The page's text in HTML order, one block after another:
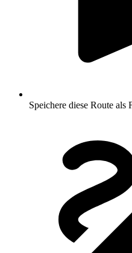
Speichere diese Route